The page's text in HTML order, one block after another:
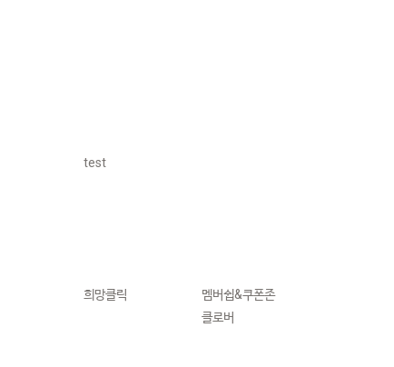
test
희망클릭
멤버쉽&쿠폰존
클로버